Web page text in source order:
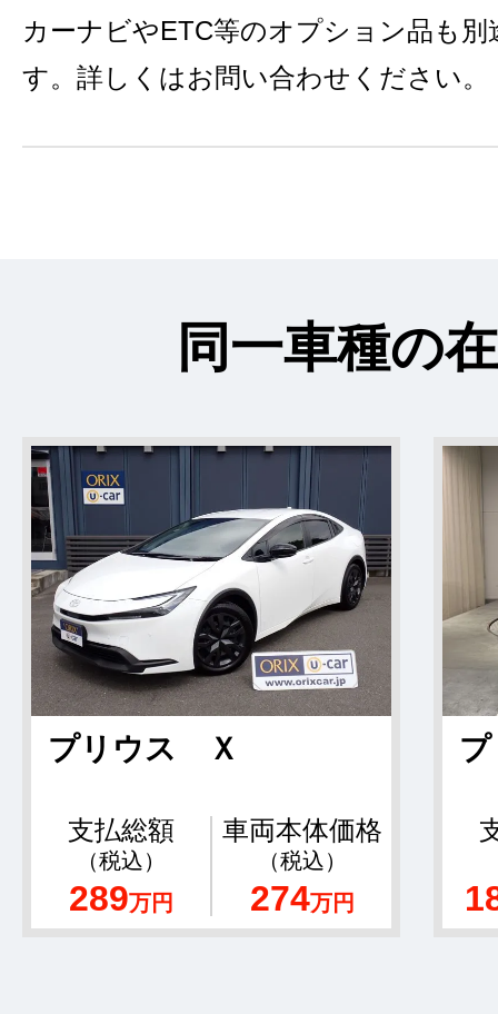
カーナビやETC等のオプション品も
す。詳しくはお問い合わせください。
同一車種の
プリウス Ｘ
支払総額
（税込）
289万円
車両本体価格
（税込）
274万円